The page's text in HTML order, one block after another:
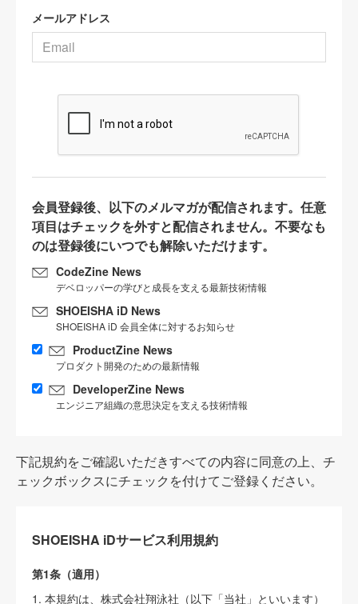
メールアドレス
会員登録後、以下のメルマガが配信されます。任意
項目はチェックを外すと配信されません。不要なも
のは登録後にいつでも解除いただけます。
CodeZine News
デベロッパーの学びと成長を支える最新技術情報
SHOEISHA iD News
SHOEISHA iD 会員全体に対するお知らせ
ProductZine News
プロダクト開発のための最新情報
DeveloperZine News
エンジニア組織の意思決定を支える技術情報
下記規約をご確認いただきすべての内容に同意の上、チ
ェックボックスにチェックを付けてご登録ください。
SHOEISHA iDサービス利用規約
第1条（適用）
1. 本規約は、株式会社翔泳社（以下「当社」といいます）